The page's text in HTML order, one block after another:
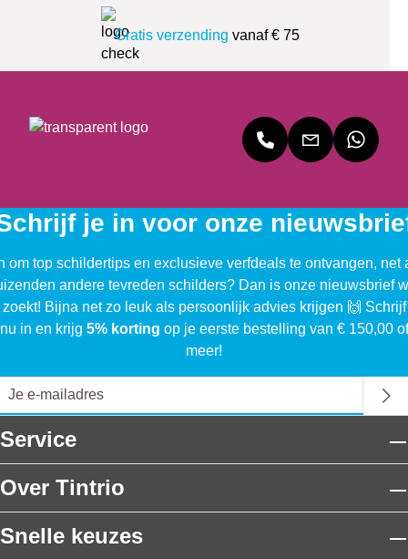
Gratis verzending vanaf € 75
je in voor onze
om top schildertips en exclusieve verfdeals te ontvangen, net
andere tevreden schilders? Dan is onze nieuwsbrief
Bijna net zo leuk als persoonlijk advies krijgen 🙌
nu in en krijg 5% korting op je eerste bestelling van € 150,00 of
meer!
Service
Over Tintrio
Snelle keuzes